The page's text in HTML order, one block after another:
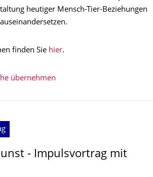
heutiger Mensch-Tier-Beziehungen
finden Sie hier.
übernehmen
- Impulsvortrag mit